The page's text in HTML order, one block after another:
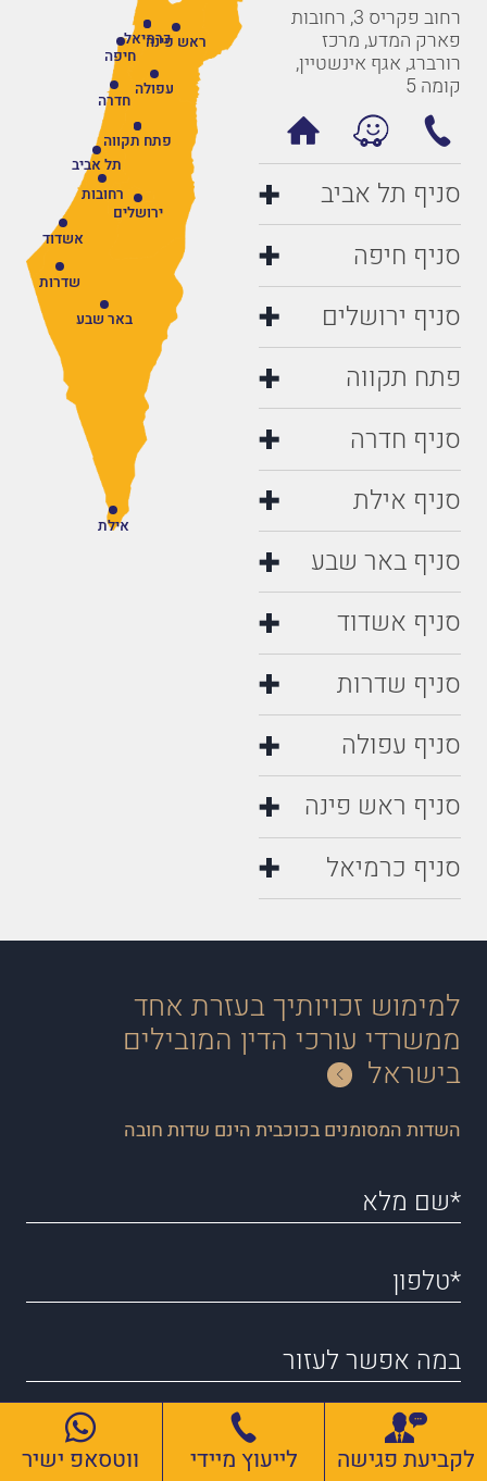
לקביעת פגישה לייעוץ מיידי ווטסאפ ישיר
רחוב פקריס 3, רחובות
פארק המדע, מרכז
רורברג, אגף אינשטיין,
קומה 5
סניף תל אביב
סניף חיפה
סניף ירושלים
פתח תקווה
סניף חדרה
סניף אילת
סניף באר שבע
סניף אשדוד
סניף שדרות
סניף עפולה
סניף ראש פינה
סניף כרמיאל
רחובות
תל אביב
חיפה
ירושלים
פתח תקווה
חדרה
אילת
באר שבע
אשדוד
שדרות
עפולה
ראש פינהכרמיאל
למימוש זכויותיך בעזרת אחד
ממשרדי עורכי הדין המובילים
בישראל
השדות המסומנים בכוכבית הינם שדות חובה
שלח